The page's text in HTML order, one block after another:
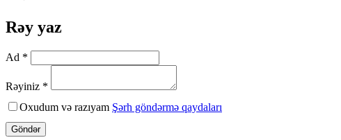
Rəy yaz
Ad *
Rəyiniz *
Oxudum və razıyam Şərh göndərmə qaydaları
Göndər